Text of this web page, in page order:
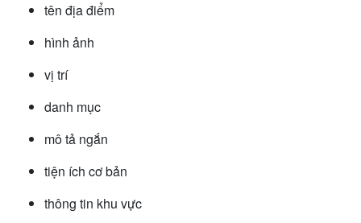
tên địa điểm
hình ảnh
vị trí
danh mục
mô tả ngắn
tiện ích cơ bản
thông tin khu vực